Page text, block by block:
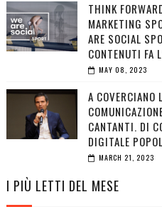
THINK
MARKETING
ARE SOCIAL
CONTENUTI FA
MAY 08, 2023
A COVERCIANO
CANTANTI. DI
DIGITALE
MARCH 21, 2023
I PIÙ LETTI DEL MESE